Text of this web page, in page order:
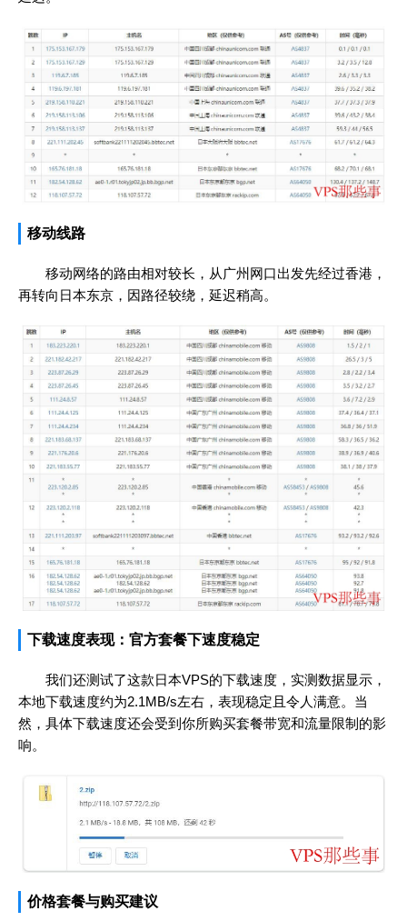
移动线路
移动网络的路由相对较长，从广州网口出发先经过香港，
再转向日本东京，因路径较绕，延迟稍高。
下载速度表现：官方套餐下速度稳定
我们还测试了这款日本VPS的下载速度，实测数据显示，
本地下载速度约为2.1MB/s左右，表现稳定且令人满意。当
然，具体下载速度还会受到你所购买套餐带宽和流量限制的影
响。
价格套餐与购买建议